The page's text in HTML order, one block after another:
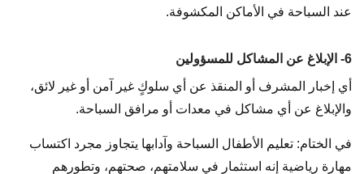
عند السباحة في الأماكن المكشوفة.
6- الإبلاغ عن المشاكل للمسؤولين
أي إخبار المشرف أو المنقذ عن أي سلوكٍ غير آمن أو غير لائق،
والإبلاغ عن أي مشاكل في معدات أو مرافق السباحة.
في الختام: تعليم الأطفال السباحة وآدابها يتجاوز مجرد اكتساب
مهارة رياضية إنه استثمار في سلامتهم، صحتهم، وتطورهم